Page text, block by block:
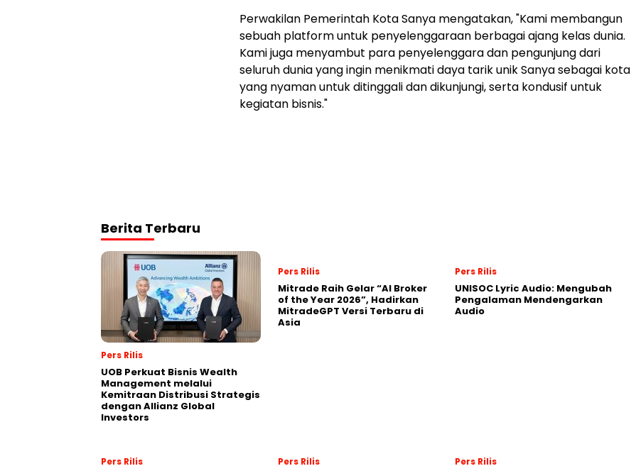
Perwakilan Pemerintah Kota Sanya mengatakan, "Kami membangun
sebuah platform untuk penyelenggaraan berbagai ajang kelas dunia.
Kami juga menyambut para penyelenggara dan pengunjung dari
seluruh dunia yang ingin menikmati daya tarik unik Sanya sebagai kota
yang nyaman untuk ditinggali dan dikunjungi, serta kondusif untuk
kegiatan bisnis."
Berita Terbaru
Pers Rilis
UOB Perkuat Bisnis Wealth
Management melalui
Kemitraan Distribusi Strategis
dengan Allianz Global
Investors
Pers Rilis
Mitrade Raih Gelar “AI Broker
of the Year 2026”, Hadirkan
MitradeGPT Versi Terbaru di
Asia
Pers Rilis
UNISOC Lyric Audio: Mengubah
Pengalaman Mendengarkan
Audio
Pers Rilis Pers Rilis Pers Rilis